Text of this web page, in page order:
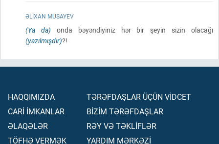
ƏLIXAN MUSAYEV
(Ya da) onda bəyəndiyiniz hər bir şeyin sizin olacağı
(yazılmışdır)?!
HAQQIMIZDA
CARİ İMKANLAR
ƏLAQƏLƏR
TÖFHƏ VERMƏK
TƏRƏFDAŞLAR ÜÇÜN VİDCET
BİZİM TƏRƏFDAŞLAR
RƏY VƏ TƏKLİFLƏR
YARDIM MƏRKƏZİ